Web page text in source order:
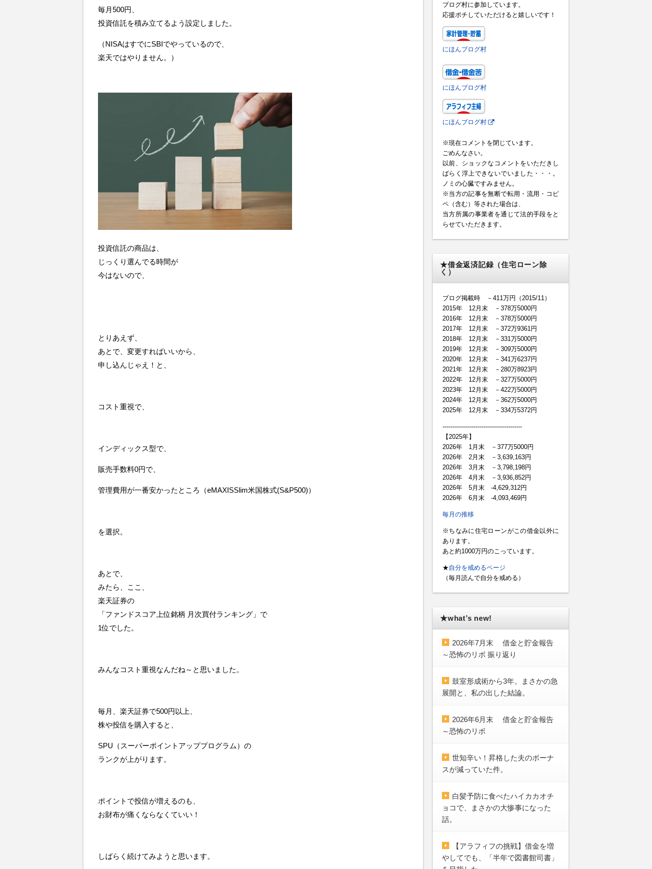
毎月500円、
投資信託を積み立てるよう設定しました。
（NISAはすでにSBIでやっているので、
楽天ではやりません。）
投資信託の商品は、
じっくり選んでる時間が
今はないので、
とりあえず、
あとで、変更すればいいから、
申し込んじゃえ！と、
コスト重視で、
インディックス型で、
販売手数料0円で、
管理費用が一番安かったところ（eMAXISSlim米国株式(S&P500)）
を選択。
あとで、
みたら、ここ、
楽天証券の
「ファンドスコア上位銘柄 月次買付ランキング」で
1位でした。
みんなコスト重視なんだね～と思いました。
毎月、楽天証券で500円以上、
株や投信を購入すると、
SPU（スーパーポイントアッププログラム）の
ランクが上がります。
ポイントで投信が増えるのも、
お財布が痛くならなくていい！
しばらく続けてみようと思います。
ブログ村に参加しています。
応援ポチしていただけると嬉しいです！
にほんブログ村
にほんブログ村
にほんブログ村
※現在コメントを閉じています。
ごめんなさい。
以前、ショックなコメントをいただきし
ばらく浮上できないでいました・・・。
ノミの心臓ですみません。
※当方の記事を無断で転用・流用・コピ
ペ（含む）等された場合は、
当方所属の事業者を通じて法的手段をと
らせていただきます。
★借金返済記録（住宅ローン除
く）
ブログ掲載時 －411万円（2015/11）
2015年 12月末 －378万5000円
2016年 12月末 －378万5000円
2017年 12月末 －372万9361円
2018年 12月末 －331万5000円
2019年 12月末 －309万5000円
2020年 12月末 －341万6237円
2021年 12月末 －280万8923円
2022年 12月末 －327万5000円
2023年 12月末 －422万5000円
2024年 12月末 －362万5000円
2025年 12月末 －334万5372円
-----------------------------------------
【2025年】
2026年 1月末 －377万5000円
2026年 2月末 －3,639,163円
2026年 3月末 －3,798,198円
2026年 4月末 －3,936,852円
2026年 5月末 -4,629,312円
2026年 6月末 -4,093,469円
毎月の推移
※ちなみに住宅ローンがこの借金以外に
あります。
あと約1000万円のこっています。
★自分を戒めるページ
（毎月読んで自分を戒める）
★what’s new!
2026年7月末 借金と貯金報告
～恐怖のリボ 振り返り
鼓室形成術から3年。まさかの急
展開と、私の出した結論。
2026年6月末 借金と貯金報告
～恐怖のリボ
世知辛い！昇格した夫のボーナ
スが減っていた件。
白髪予防に食べたハイカカオチ
ョコで、まさかの大惨事になった
話。
【アラフィフの挑戦】借金を増
やしてでも、「半年で図書館司書」